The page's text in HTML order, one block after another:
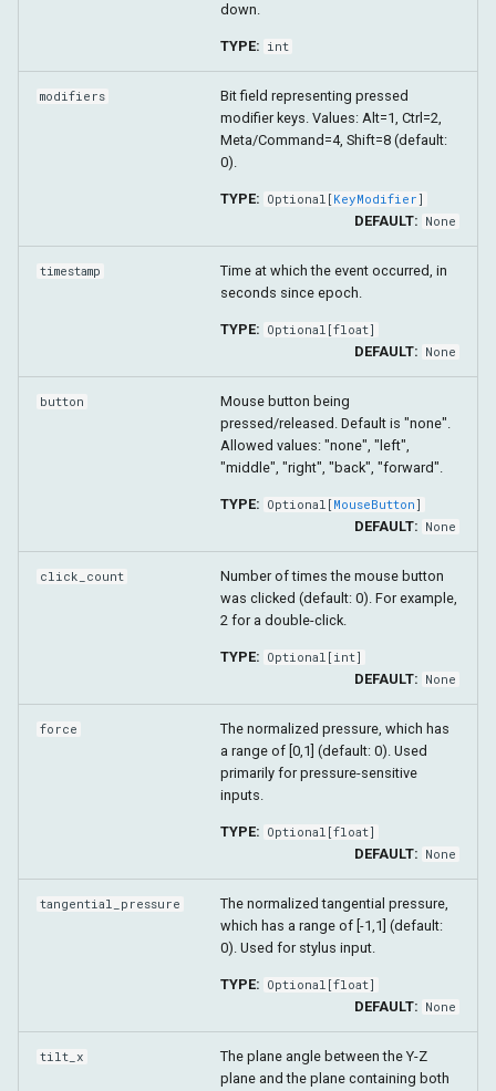
down.
TYPE: int
modifiers
Bit field representing pressed
modifier keys. Values: Alt=1, Ctrl=2,
Meta/Command=4, Shift=8 (default:
0).
TYPE: Optional [KeyModifier]
DEFAULT: None
timestamp
Time at which the event occurred, in
seconds since epoch.
TYPE: Optional [float]
DEFAULT: None
button
Mouse button being
pressed/released. Default is "none".
Allowed values: "none", "left",
"middle", "right", "back", "forward".
TYPE: Optional [MouseButton]
DEFAULT: None
click_count
Number of times the mouse button
was clicked (default: 0). For example,
2 for a double-click.
TYPE: Optional [int]
DEFAULT: None
force
The normalized pressure, which has
a range of [0,1] (default: 0). Used
primarily for pressure-sensitive
inputs.
TYPE: Optional [float]
DEFAULT: None
tangential_pressure
The normalized tangential pressure,
which has a range of [-1,1] (default:
0). Used for stylus input.
TYPE: Optional [float]
DEFAULT: None
tilt_x
The plane angle between the Y-Z
plane and the plane containing both